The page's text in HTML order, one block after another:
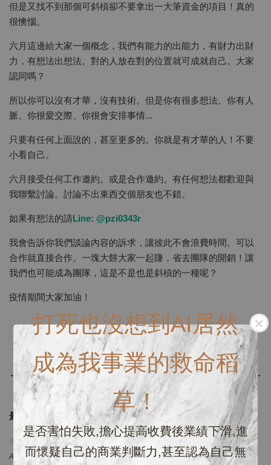
打死也沒想到AI居然
成為我事業的救命稻
草！
是否害怕失敗,擔心提高收費後業績下滑,進
而懷疑自己的商業判斷力,甚至認為自己無
但是又找不到那個可斜槓卻不要拿出一大筆資金的項目！真的
很懊惱。
六月這邊給大家一個概念，我們有能力的出能力，有財力出財
力，有想法出想法。對的人放在對的位置就可成就自己。大家
認同嗎？
所以你可以沒有才華，沒有技術。但是你有很多想法、你有人
脈、你很愛交際、你很會安排事情...
只要有任何上面說的，甚至更多的。你就是有才華的人！不要
小看自己。
六月接受任何工作邀約。或是合作邀約。有任何想法都歡迎與
我聯繫討論。討論不出東西交個朋友也不錯。
如果有想法的請Line: @pzi0343r
我會告訴你我們談論內容的訴求，讓彼此不會浪費時間。可以
合作就直接合作。一塊大餅大家一起賺，省去團隊的開銷！讓
我們也可能成為團隊，這是不是也是斜槓的一種呢？
疫情期間大家加油！
分享 Tweet Pin it LINE
← 上一頁 下一頁→
最新文章
成本/淨利計算器
Apr 19, 26